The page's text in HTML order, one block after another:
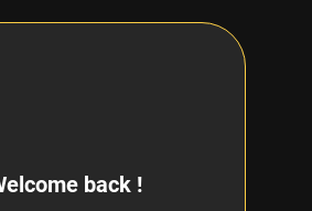
back !